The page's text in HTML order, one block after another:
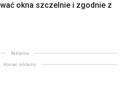
okna szczelnie i zgodnie z
Reklama
Koniec reklamy